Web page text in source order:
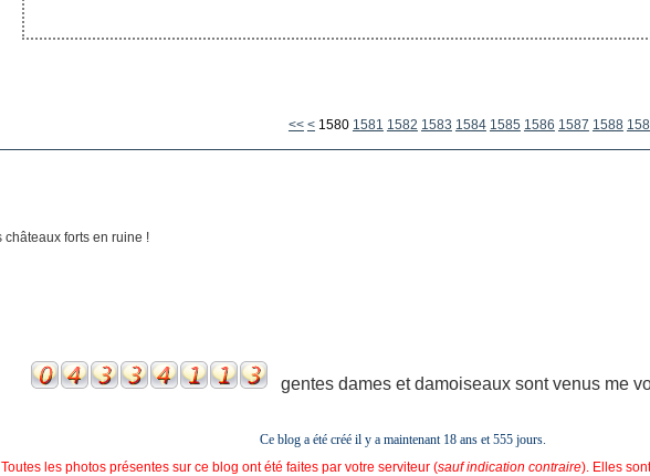
<< < 1500
1510
1520
1530
1540
1550
1560
1570
1580 1581 1582 1583 1584 1585 1586 1587 1588
gentes dames et damoiseaux sont venus me
Ce blog a été créé il y a maintenant 18 ans et 555 jours.
Toutes les photos présentes sur ce blog ont été faites par votre serviteur (sauf indication contraire). Elles